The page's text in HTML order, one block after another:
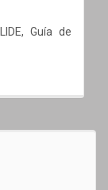
Guía de